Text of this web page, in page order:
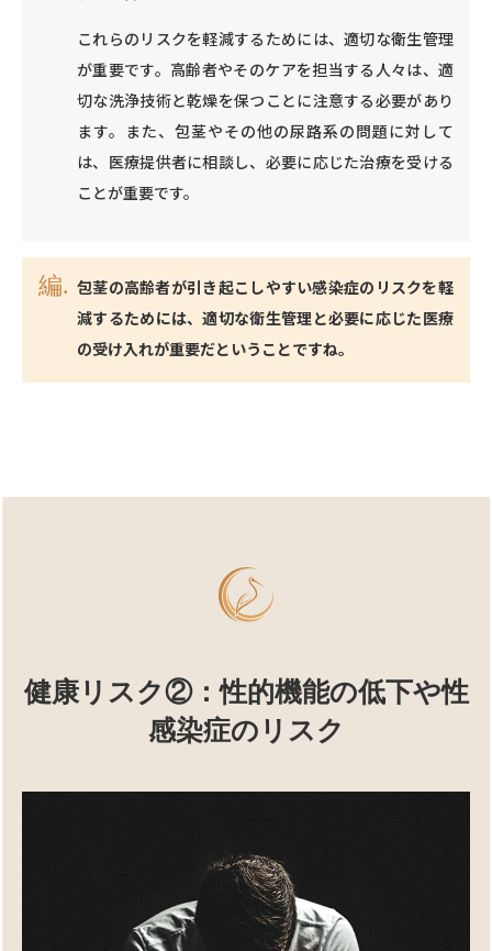
これらのリスクを軽減するためには、適切な衛生管理
が重要です。高齢者やそのケアを担当する人々は、適
切な洗浄技術と乾燥を保つことに注意する必要があり
ます。また、包茎やその他の尿路系の問題に対して
は、医療提供者に相談し、必要に応じた治療を受ける
ことが重要です。
包茎の高齢者が引き起こしやすい感染症のリスクを軽
減するためには、適切な衛生管理と必要に応じた医療
の受け入れが重要だということですね。
健康リスク②：性的機能の低下や性
感染症のリスク